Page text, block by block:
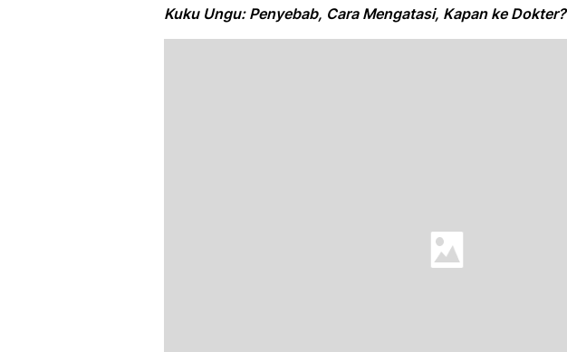
Kuku Ungu: Penyebab, Cara Mengatasi, Kapan ke Dokter?